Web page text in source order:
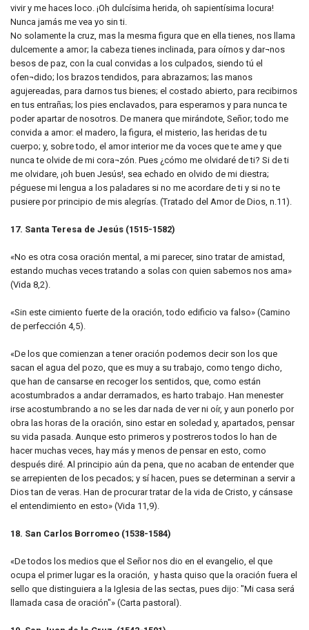
vivir y me haces loco. ¡Oh dulcísima herida, oh sapientísima locura!
Nunca jamás me vea yo sin ti.
No solamente la cruz, mas la mesma figura que en ella tienes, nos llama
dulcemente a amor; la cabeza tienes inclinada, para oírnos y dar¬nos
besos de paz, con la cual convidas a los culpados, siendo tú el
ofen¬dido; los brazos tendidos, para abrazarnos; las manos
agujereadas, para darnos tus bienes; el costado abierto, para recibirnos
en tus entrañas; los pies enclavados, para esperarnos y para nunca te
poder apartar de nosotros. De manera que mirándote, Señor; todo me
convida a amor: el madero, la figura, el misterio, las heridas de tu
cuerpo; y, sobre todo, el amor interior me da voces que te ame y que
nunca te olvide de mi cora¬zón. Pues ¿cómo me olvidaré de ti? Si de ti
me olvidare, ¡oh buen Jesús!, sea echado en olvido de mi diestra;
péguese mi lengua a los paladares si no me acordare de ti y si no te
pusiere por principio de mis alegrías. (Tratado del Amor de Dios, n.11).
17. Santa Teresa de Jesús (1515-1582)
«No es otra cosa oración mental, a mi parecer, sino tratar de amistad,
estando muchas veces tratando a solas con quien sabemos nos ama»
(Vida 8,2).
«Sin este cimiento fuerte de la oración, todo edificio va falso» (Camino
de perfección 4,5).
«De los que comienzan a tener oración podemos decir son los que
sacan el agua del pozo, que es muy a su trabajo, como tengo dicho,
que han de cansarse en recoger los sentidos, que, como están
acostumbrados a andar derramados, es harto trabajo. Han menester
irse acostumbrando a no se les dar nada de ver ni oír, y aun ponerlo por
obra las horas de la oración, sino estar en soledad y, apartados, pensar
su vida pasada. Aunque esto primeros y postreros todos lo han de
hacer muchas veces, hay más y menos de pensar en esto, como
después diré. Al principio aún da pena, que no acaban de entender que
se arrepienten de los pecados; y sí hacen, pues se determinan a servir a
Dios tan de veras. Han de procurar tratar de la vida de Cristo, y cánsase
el entendimiento en esto» (Vida 11,9).
18. San Carlos Borromeo (1538-1584)
«De todos los medios que el Señor nos dio en el evangelio, el que
ocupa el primer lugar es la oración, y hasta quiso que la oración fuera el
sello que distinguiera a la Iglesia de las sectas, pues dijo: "Mi casa será
llamada casa de oración"» (Carta pastoral).